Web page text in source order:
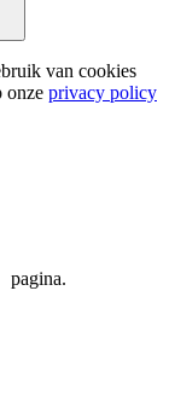
van cookies
onze privacy policy
pagina.